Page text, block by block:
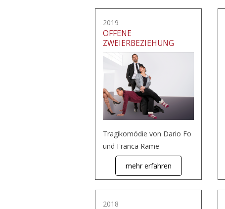
2019
OFFENE
ZWEIERBEZIEHUNG
Tragikomödie von Dario Fo
und Franca Rame
mehr erfahren
2018